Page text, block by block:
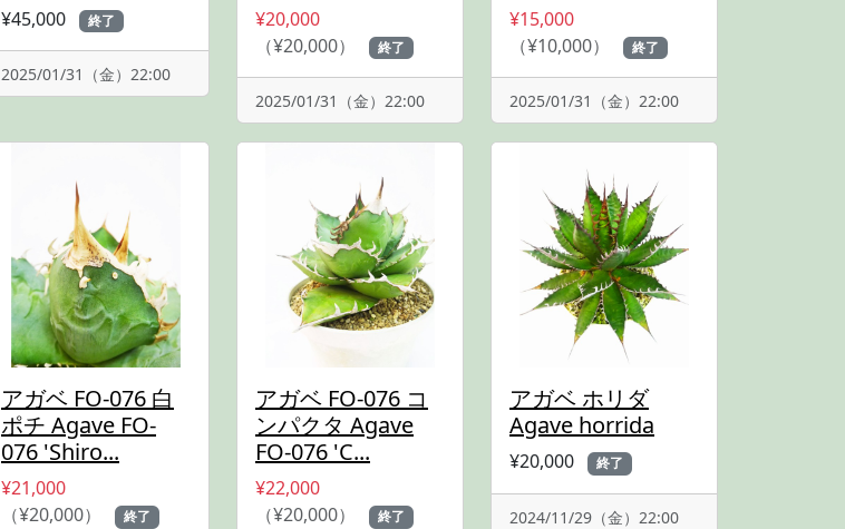
¥45,000 終了
2025/01/31（金）22:00
¥20,000
（¥20,000）
終了
2025/01/31（金）22:00
¥15,000
（¥10,000）
終了
2025/01/31（金）22:00
アガベ FO-076 白
ポチ Agave FO-
076 'Shiro...
¥21,000
（¥20,000）
終了
アガベ FO-076 コ
ンパクタ Agave
FO-076 'C...
¥22,000
（¥20,000）
終了
アガベ ホリダ
Agave horrida
¥20,000 終了
2024/11/29（金）22:00